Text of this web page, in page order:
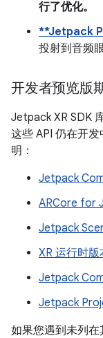
行了优化。
**Jetpack
投射到音频
开发者预览版
Jetpack XR SDK
这些 API 仍在开
明：
Jetpack
ARCore for
Jetpack
XR 运行时版
Jetpack
Jetpack
如果您遇到未列在